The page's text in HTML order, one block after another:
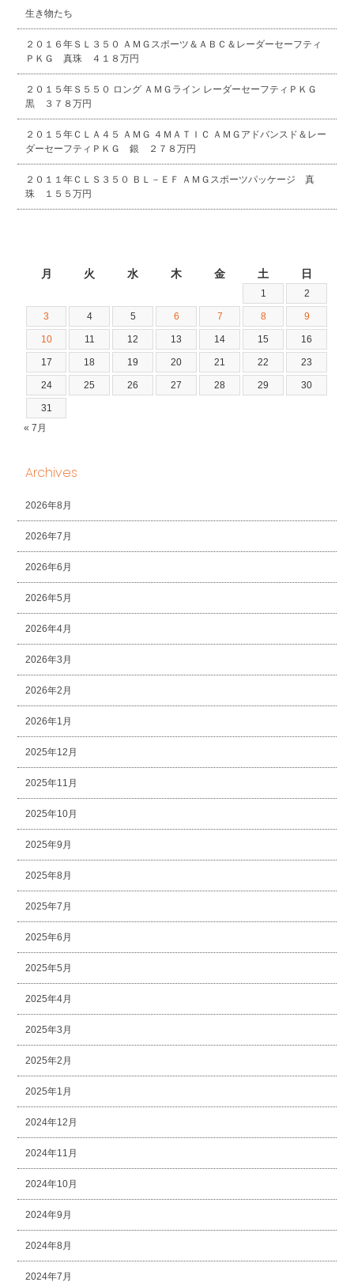
生き物たち
２０１６年ＳＬ３５０ ＡＭＧスポーツ＆ＡＢＣ＆レーダーセーフティ
ＰＫＧ 真珠 ４１８万円
２０１５年Ｓ５５０ ロング ＡＭＧライン レーダーセーフティＰＫＧ
黒 ３７８万円
２０１５年ＣＬＡ４５ ＡＭＧ ４ＭＡＴＩＣ ＡＭＧアドバンスド＆レー
ダーセーフティＰＫＧ 銀 ２７８万円
２０１１年ＣＬＳ３５０ ＢＬ－ＥＦ ＡＭＧスポーツパッケージ 真
珠 １５５万円
月 火 水 木 金 土 日
1 2
3 4 5 6 7 8 9
10 11 12 13 14 15 16
17 18 19 20 21 22 23
24 25 26 27 28 29 30
31
« 7月
Archives
2026年8月
2026年7月
2026年6月
2026年5月
2026年4月
2026年3月
2026年2月
2026年1月
2025年12月
2025年11月
2025年10月
2025年9月
2025年8月
2025年7月
2025年6月
2025年5月
2025年4月
2025年3月
2025年2月
2025年1月
2024年12月
2024年11月
2024年10月
2024年9月
2024年8月
2024年7月